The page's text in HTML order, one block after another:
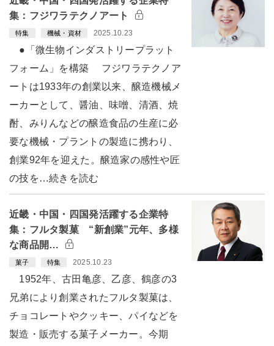
集：フジワラテクノアート
特集 機械・資材 2025.10.23
●「微生物インダストリープラット
フォーム」を構築 フジワラテクノア
ートは1933年の創業以来、醸造機械メ
ーカーとして、醤油、味噌、清酒、焼
酎、みりんなどの醸造食品の生産に必
要な機械・プラントの製造に携わり、
創業92年を迎えた。醸造家の感性や匠
の技を…続きを読む
近畿・中国・四国発活躍する企業特
集：フルタ製菓 “新創業”元年、多様
な商品開…
菓子 特集 2025.10.23
1952年、古田亀彦、乙彦、鶴彦の3
兄弟により創業されたフルタ製菓は、
チョコレートやクッキー、パイなどを
製造・販売する菓子メーカー。今期